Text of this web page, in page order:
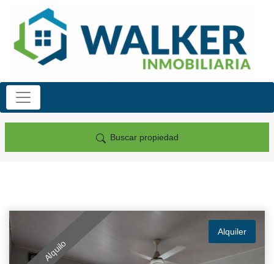
Buscar propiedad
Alquilo
Alquiler